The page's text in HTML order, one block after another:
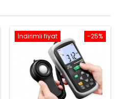
-25%
İndirimli fiyat